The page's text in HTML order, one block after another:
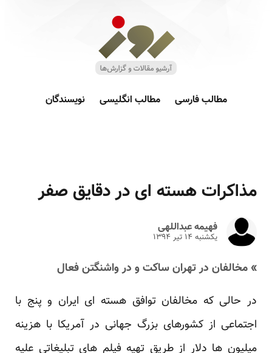
مطالب فارسی مطالب انگلیسی نویسندگان
مذاکرات هسته ای در دقایق صفر
فهیمه عبداللهی
یکشنبه ۱۴ تير ۱۳۹۴
» مخالفان در تهران ساکت و در واشنگتن فعال
در حالی که مخالفان توافق هسته ای ایران و پنج با
اجتماعی از کشورهای بزرگ جهانی در آمریکا با هزینه
میلیون ها دلار از طریق تهیه فیلم های تبلیغاتی علیه